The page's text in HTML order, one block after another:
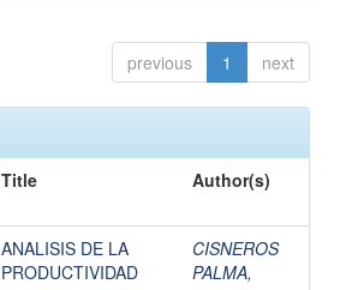
previous 1 next
Title Author(s)
ANALISIS DE LA
PRODUCTIVIDAD
CISNEROS
PALMA,